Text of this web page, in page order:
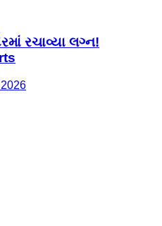
રચાવ્યા લગ્ન!